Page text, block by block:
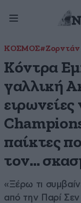
ΚΟΣΜΟΣ
Κόντρα
γαλλική
ειρωνείες
παίκτες
τον…
«Ξέρω τι
από την Παρί